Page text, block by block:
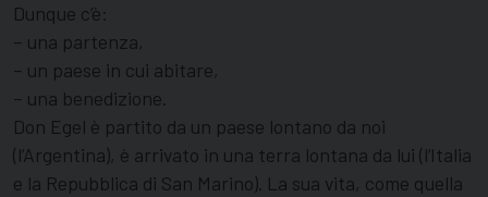
Dunque c’è:
– una partenza,
– un paese in cui abitare,
– una benedizione.
Don Egel è partito da un paese lontano da noi
(l’Argentina), è arrivato in una terra lontana da lui (l’Italia
e la Repubblica di San Marino). La sua vita, come quella